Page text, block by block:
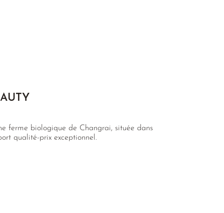
ferme biologique de Changrai, située dans
qualité-prix exceptionnel.